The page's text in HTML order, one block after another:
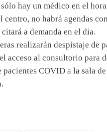
sólo hay un médico en el
centro, no habrá agendas
a demanda en el dia.
realizarán despistaje de
acceso al consultorio para
pacientes COVID a la sala de